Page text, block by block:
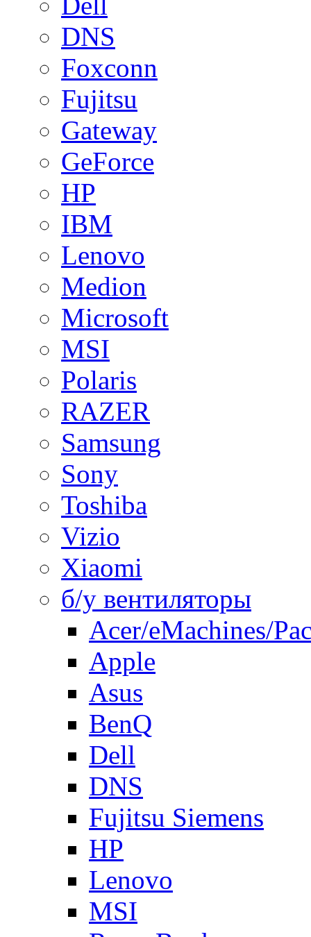
DNS
Foxconn
Fujitsu
Gateway
GeForce
HP
IBM
Lenovo
Medion
Microsoft
MSI
Polaris
RAZER
Samsung
Sony
Toshiba
Vizio
Xiaomi
б/у вентиляторы
Acer/eMachines/
Apple
Asus
BenQ
Dell
DNS
Fujitsu Siemens
HP
Lenovo
MSI